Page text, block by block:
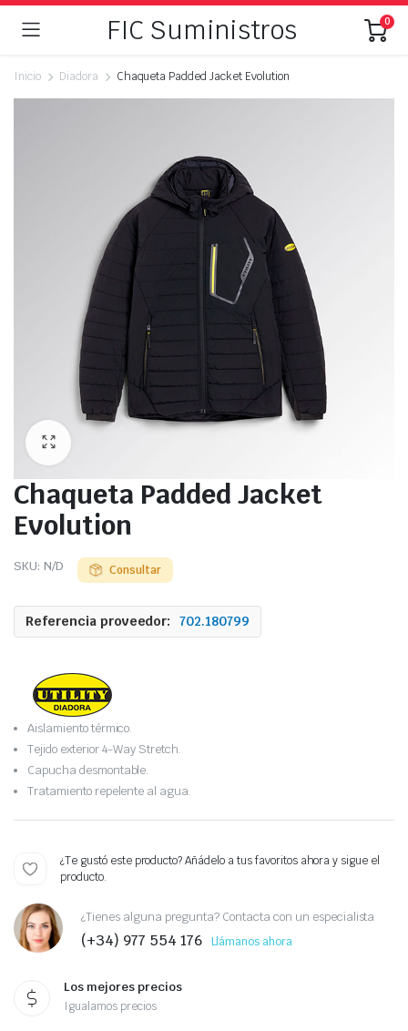
FIC Suministros 0
Inicio Diadora Chaqueta Padded Jacket Evolution
Chaqueta Padded Jacket
Evolution
SKU: N/D Consultar
Referencia proveedor: 702.180799
Aislamiento térmico.
Tejido exterior 4-Way Stretch.
Capucha desmontable.
Tratamiento repelente al agua.
¿Te gustó este producto? Añádelo a tus favoritos ahora y sigue el
producto.
¿Tienes alguna pregunta? Contacta con un especialista
(+34) 977 554 176 Llámanos ahora
Los mejores precios
Igualamos precios